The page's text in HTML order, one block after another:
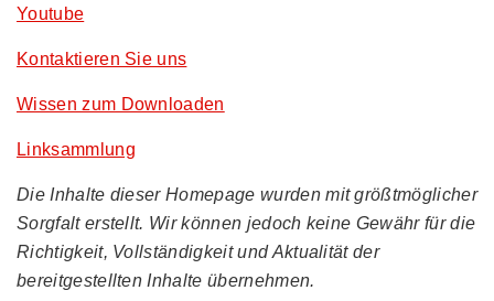
Youtube
Kontaktieren Sie uns
Wissen zum Downloaden
Linksammlung
Die Inhalte dieser Homepage wurden mit größtmöglicher
Sorgfalt erstellt. Wir können jedoch keine Gewähr für die
Richtigkeit, Vollständigkeit und Aktualität der
bereitgestellten Inhalte übernehmen.